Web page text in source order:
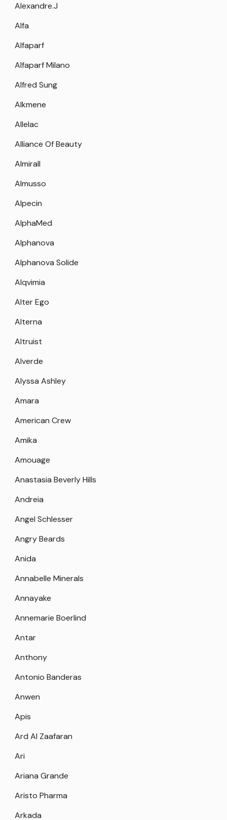
Alexandre.J
Alfa
Alfaparf
Alfaparf Milano
Alfred Sung
Alkmene
Allelac
Alliance Of Beauty
Almirall
Almusso
Alpecin
AlphaMed
Alphanova
Alphanova Solide
Alqvimia
Alter Ego
Alterna
Altruist
Alverde
Alyssa Ashley
Amara
American Crew
Amika
Amouage
Anastasia Beverly Hills
Andreia
Angel Schlesser
Angry Beards
Anida
Annabelle Minerals
Annayake
Annemarie Boerlind
Antar
Anthony
Antonio Banderas
Anwen
Apis
Ard Al Zaafaran
Ari
Ariana Grande
Aristo Pharma
Arkada